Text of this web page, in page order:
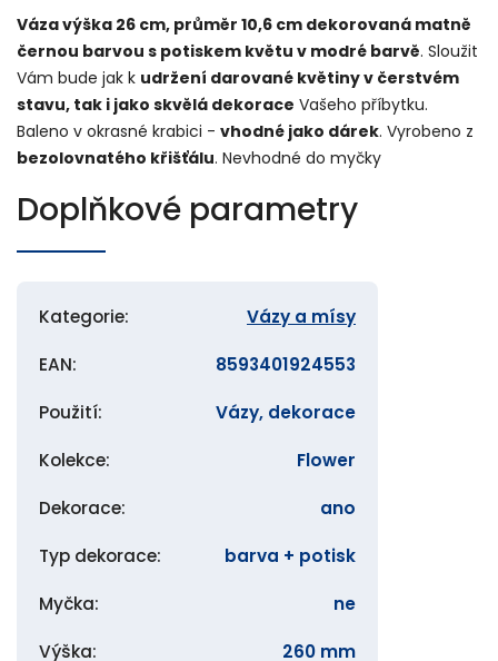
Váza výška 26 cm, průměr 10,6 cm dekorovaná matně
černou barvou s potiskem květu v modré barvě. Sloužit
Vám bude jak k udržení darované květiny v čerstvém
stavu, tak i jako skvělá dekorace Vašeho příbytku.
Baleno v okrasné krabici - vhodné jako dárek. Vyrobeno z
bezolovnatého křišťálu. Nevhodné do myčky
Doplňkové parametry
Kategorie: Vázy a mísy
EAN: 8593401924553
Použití: Vázy, dekorace
Kolekce: Flower
Dekorace: ano
Typ dekorace: barva + potisk
Myčka: ne
Výška: 260 mm